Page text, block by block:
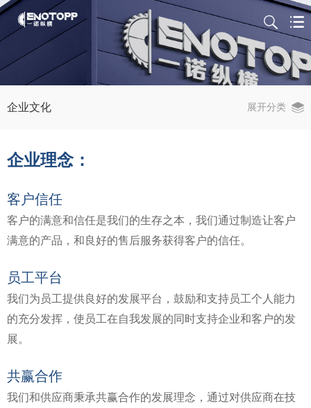
企业文化 展开分类
企业理念：
客户信任
客户的满意和信任是我们的生存之本，我们通过制造让客户
满意的产品，和良好的售后服务获得客户的信任。
员工平台
我们为员工提供良好的发展平台，鼓励和支持员工个人能力
的充分发挥，使员工在自我发展的同时支持企业和客户的发
展。
共赢合作
我们和供应商秉承共赢合作的发展理念，通过对供应商在技